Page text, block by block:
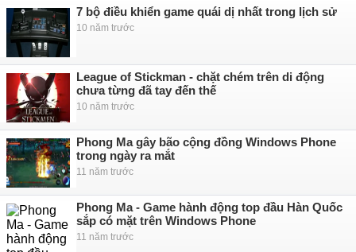
7 bộ điều khiển game quái dị nhất trong lịch sử
10 năm trước
League of Stickman - chặt chém trên di động
chưa từng đã tay đến thế
10 năm trước
Phong Ma gây bão cộng đồng Windows Phone
trong ngày ra mắt
11 năm trước
Phong Ma - Game hành động top đầu Hàn Quốc
sắp có mặt trên Windows Phone
11 năm trước